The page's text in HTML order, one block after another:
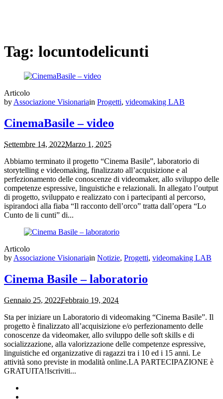
Tag: locuntodelicunti
Articolo
by Associazione Visionariain Progetti, videomaking LAB
CinemaBasile – video
Settembre 14, 2022Marzo 1, 2025
Abbiamo terminato il progetto “Cinema Basile”, laboratorio di
storytelling e videomaking, finalizzato all’acquisizione e al
perfezionamento delle conoscenze di videomaker, allo sviluppo delle
competenze espressive, linguistiche e relazionali. In allegato l’output
di progetto, sviluppato e realizzato con i partecipanti al percorso,
ispirandoci alla fiaba “Il racconto dell’orco” tratta dall’opera “Lo
Cunto de li cunti” di...
Articolo
by Associazione Visionariain Notizie, Progetti, videomaking LAB
Cinema Basile – laboratorio
Gennaio 25, 2022Febbraio 19, 2024
Sta per iniziare un Laboratorio di videomaking “Cinema Basile”. Il
progetto è finalizzato all’acquisizione e/o perfezionamento delle
conoscenze da videomaker, allo sviluppo delle soft skills e di
socializzazione, alla valorizzazione delle competenze espressive,
linguistiche ed organizzative di ragazzi tra i 10 ed i 15 anni. Le
attività sono previste in modalità online.LA PARTECIPAZIONE è
GRATUITA!Iscriviti...